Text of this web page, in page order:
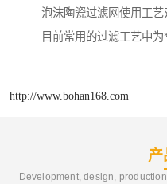
泡沫陶瓷过滤网使用工
目前常用的过滤工艺中为
http://www.bohan168.com
产
Development, design,